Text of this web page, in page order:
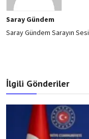
Saray Gündem
Saray Gündem Sarayın Sesi
İlgili Gönderiler